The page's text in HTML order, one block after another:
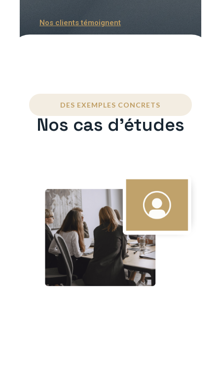
Nos clients témoignent
DES EXEMPLES CONCRETS
Nos cas d'études